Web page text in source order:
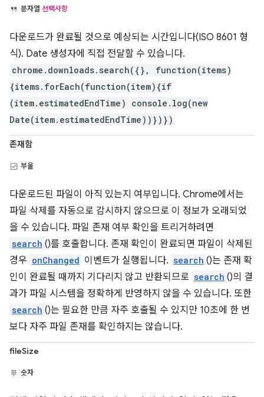
문자열 선택사항
다운로드가 완료될 것으로 예상되는 시간입니다(ISO 8601 형
식). Date 생성자에 직접 전달할 수 있습니다.
chrome.downloads.search({}, function(items)
{items.forEach(function(item){if
(item.estimatedEndTime) console.log(new
Date(item.estimatedEndTime))})})
존재함
부울
다운로드된 파일이 아직 있는지 여부입니다. Chrome에서는
파일 삭제를 자동으로 감시하지 않으므로 이 정보가 오래되었
을 수 있습니다. 파일 존재 여부 확인을 트리거하려면
search ()를 호출합니다. 존재 확인이 완료되면 파일이 삭제된
경우 onChanged 이벤트가 실행됩니다. search ()는 존재 확
인이 완료될 때까지 기다리지 않고 반환되므로 search ()의 결
과가 파일 시스템을 정확하게 반영하지 않을 수 있습니다. 또한
search ()는 필요한 만큼 자주 호출될 수 있지만 10초에 한 번
보다 자주 파일 존재를 확인하지는 않습니다.
fileSize
숫자